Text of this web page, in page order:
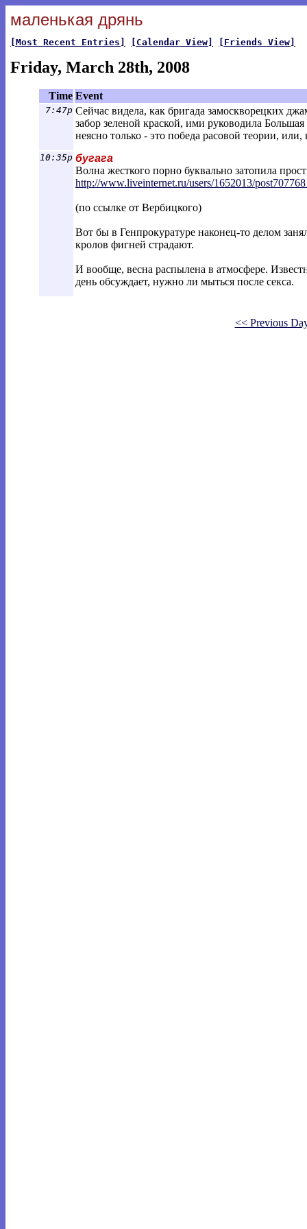
маленькая дрянь
[Most Recent Entries] [Calendar View] [Friends View]
Friday, March 28th, 2008
Time Event
7:47p Сейчас видела, как бригада замоскворецких
забор зеленой краской, ими руководила
неясно только - это победа расовой теории,
10:35p бугага
Волна жесткого порно буквально затопила
http://www.liveinternet.ru/users/1652013/
(по ссылке от Вербицкого)
Вот бы в Генпрокуратуре наконец-то делом
кролов фигней страдают.
И вообще, весна распылена в атмосфере.
день обсуждает, нужно ли мыться после секса.
<< Previous